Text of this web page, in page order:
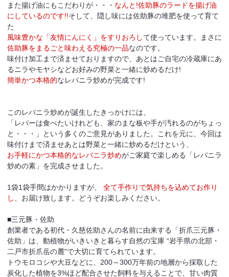
また揚げ油にもこだわりが・・・ なんと!佐助豚のラードを揚げ油
にしているのです!!そして、隠し味には佐助豚の堆肥を使って育て
た
風味豊かな「友情にんにく」をすりおろして使っています。まさに
佐助豚をまるごと味わえる究極の一品なのです。
味付け加工まで済ませておりますので、あとはご自宅の冷蔵庫にあ
るニラやモヤシなどお好みの野菜と一緒に炒めるだけ!
簡単かつ本格的なレバニラ炒めが完成です!
このレバニラ炒めが誕生したきっかけには、
「レバーは食べたいけれども、家のまな板や手が汚れるのがちょっ
と・・・」という多くのご意見がありました。これを元に、今回は
味付けまで済ませあとは野菜と一緒に炒めるだけという、
お手軽にかつ本格的なレバニラ炒めがご家庭で楽しめる「レバニラ
炒めの素」を完成させました。
1袋1袋手間はかかりますが、
全て手作りで気持ちを込めてお作り
し、 お届け致します。どうぞお楽しみください。
■三元豚・佐助
創業者である初代・久慈佐助さんの名前に由来する「折爪三元豚・
佐助」は、動植物がいきいきと暮らす自然の宝庫 “岩手県の北部・
二戸市折爪岳の麓"で大切に育てられています。
トウモロコシや大豆などに、200～300万年前の地層から採取した
炭化した植物を3%ほど配合させた飼料を与えることで、甘い肉質